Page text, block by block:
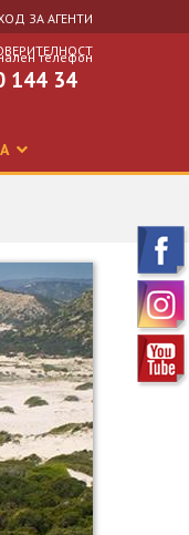
ЗА АГЕНТИ
телефон
144 34